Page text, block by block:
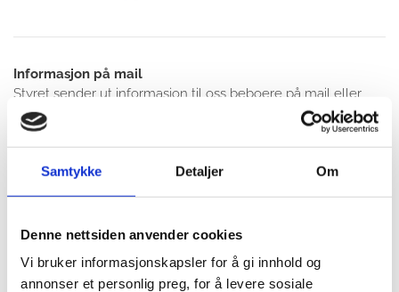
Samtykke Detaljer Om
Denne nettsiden anvender cookies
Vi bruker informasjonskapsler for å gi innhold og
annonser et personlig preg, for å levere sosiale
Informasjon på mail
Styret sender ut informasjon til oss beboere på mail eller
SMS.
Vil du melde deg/avmelde deg på listen kan du gjøre det
Innspill til websiden
til webmaster
Du kan også ta kontakt med oss ved å fylle ut skjemaet.